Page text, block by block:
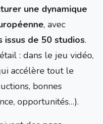
une dynamique
, avec
issus de 50 studios.
: dans le jeu vidéo,
accélère tout le
bonnes
opportunités…).